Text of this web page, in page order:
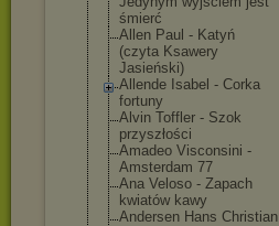
śmierć
Allen Paul - Katyń
(czyta Ksawery
Jasieński)
Allende Isabel - Corka
fortuny
Alvin Toffler - Szok
przyszłości
Amadeo Visconsini -
Amsterdam 77
Ana Veloso - Zapach
kwiatów kawy
Andersen Hans Christian